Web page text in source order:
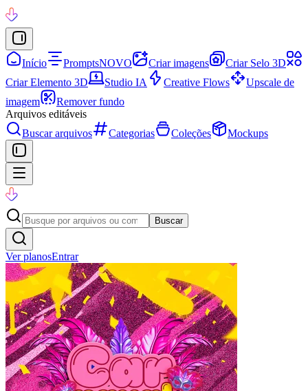
Início PromptsNOVO Criar imagens
Criar Selo 3D
Criar Elemento 3D
Studio IA Creative Flows
Upscale de
imagem
Remover fundo
Arquivos editáveis
Buscar arquivos
Categorias Coleções Mockups
Buscar
Ver planosEntrar